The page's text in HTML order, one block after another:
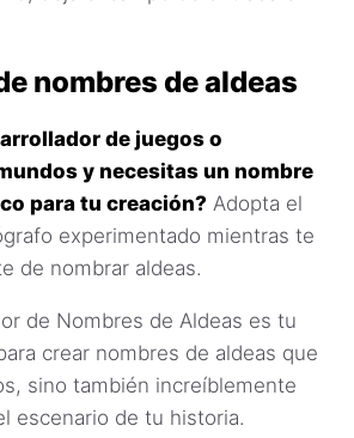
nombres de aldeas
de juegos o
y necesitas un nombre
para tu creación? Adopta el
experimentado mientras te
de nombrar aldeas.
de Nombres de Aldeas es tu
crear nombres de aldeas que
sino también increíblemente
escenario de tu historia.